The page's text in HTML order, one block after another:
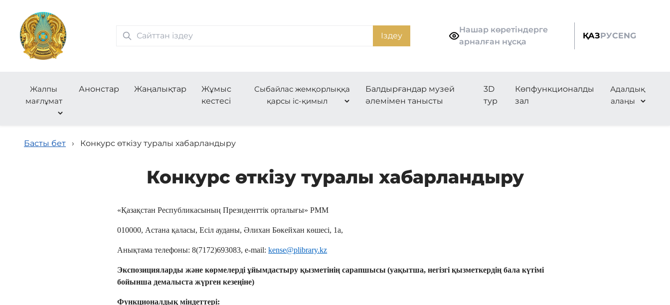
Іздеу
Нашар көретіндерге
арналған нұсқа
ҚАЗРУСENG
Жалпы
мағлұмат
Анонстар Жаңалықтар
Жұмыс
кестесі
Сыбайлас жемқорлыққа
қарсы іс-қимыл
Балдырғандар музей
әлемімен танысты
3D
тур
Көпфункционалды
зал
Адалдық
алаңы
Басты бет › Конкурс өткізу туралы хабарландыру
Конкурс өткізу туралы хабарландыру
«Қазақстан Республикасының Президенттік орталығы» РММ
010000, Астана қаласы, Есіл ауданы, Әлихан Бөкейхан көшесі, 1а,
Анықтама телефоны: 8(7172)693083, e-mail:kense@plibrary.kz
Экспозицияларды және көрмелерді ұйымдастыру қызметінің сарапшысы (уақытша, негізгі қызметкердің бала күтімі
бойынша демалыста жүрген кезеңіне)
Функционалдық міндеттері: